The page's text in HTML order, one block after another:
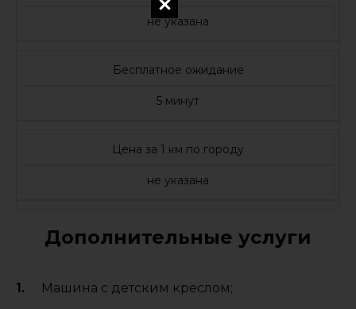
не указана
Бесплатное ожидание
5 минут
Цена за 1 км по городу
не указана
Дополнительные услуги
Машина с детским креслом;